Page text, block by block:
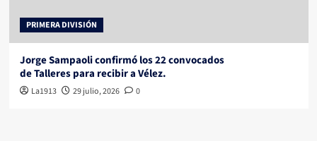
PRIMERA DIVISIÓN
Jorge Sampaoli confirmó los 22 convocados
de Talleres para recibir a Vélez.
La1913 29 julio, 2026 0